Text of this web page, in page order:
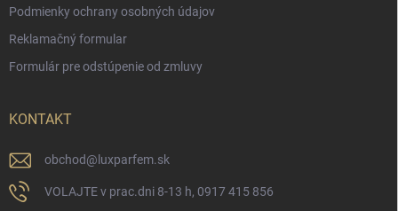
Podmienky ochrany osobných údajov
Reklamačný formular
Formulár pre odstúpenie od zmluvy
KONTAKT
obchod@ luxparfem.sk
VOLAJTE v prac.dni 8-13 h, 0917 415 856